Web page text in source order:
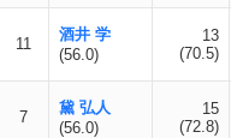
11
酒井 学
(56.0)
13
(70.5)
7
黛 弘人
(56.0)
15
(72.8)